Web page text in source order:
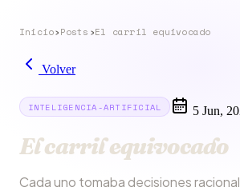
Inicio›Posts ›El carril equivocado
Volver
INTELIGENCIA-ARTIFICIAL 5 Jun,
El carril equivocado
Cada uno tomaba decisiones